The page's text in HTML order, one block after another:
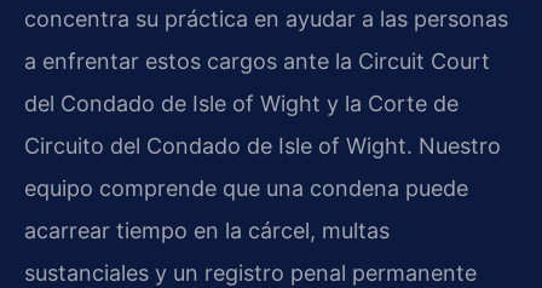
concentra su práctica en ayudar a las personas
a enfrentar estos cargos ante la Circuit Court
del Condado de Isle of Wight y la Corte de
Circuito del Condado de Isle of Wight. Nuestro
equipo comprende que una condena puede
acarrear tiempo en la cárcel, multas
sustanciales y un registro penal permanente